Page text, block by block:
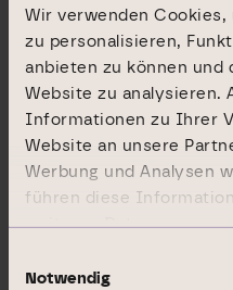
Wir verwenden
zu personalisieren,
anbieten zu können
Website zu analysieren.
Informationen zu Ihrer
Website an unsere
Werbung und Analysen
führen diese
weiteren Daten
Nutzung der Dienste
Notwendig
Stephan Heimbach
Neue Mainzer Straße
60311 Frankfurt am
Fon +49 69 9454858-